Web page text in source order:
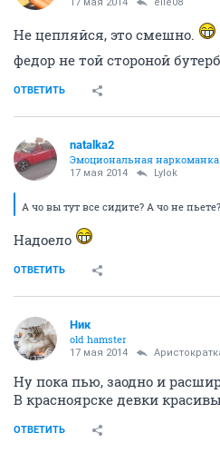
Не цепляйся, это смешно.
федор не той стороной
ОТВЕТИТЬ
natalka2
Эмоциональная наркоманка
17 мая 2014 Lylok
А чо вы тут все сидите? А чо не пьете?
Надоело
ОТВЕТИТЬ
Ник
old hamster
17 мая 2014
Ну пока пью, заодно и
В красноярске девки
ОТВЕТИТЬ